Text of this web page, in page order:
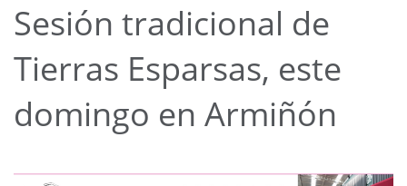
Sesión tradicional de
Tierras Esparsas, este
domingo en Armiñón